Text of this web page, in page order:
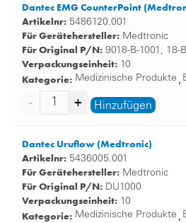
Dantec EMG CounterPoint
Artikelnr: 5486120.001
Für Gerätehersteller: Medtronic
Für Original P/N: 9018-B-1001, 18-
Verpackungseinheit: 10
Kategorie: Medizinische Produkte ,
Hinzufügen
Dantec Uruflow (Medtronic)
Artikelnr: 5436005.001
Für Gerätehersteller: Medtronic
Für Original P/N: DU1000
Verpackungseinheit: 10
Kategorie: Medizinische Produkte ,